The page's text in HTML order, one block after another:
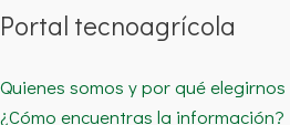
Portal tecnoagrícola
Quienes somos y por qué elegirnos
¿Cómo encuentras la información?